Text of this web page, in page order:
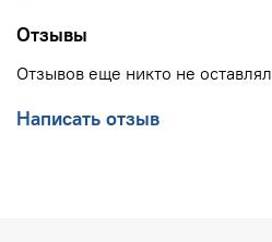
Отзывы
Отзывов еще никто не оставлял
Написать отзыв